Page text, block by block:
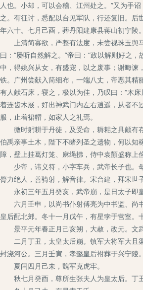
人也。小却，可以会稽、江州处之。”又为手
之。有征讨，悉配以台见军队，行还复旧。
年六十。七月己酉，葬丹阳建康县蒋山初宁陵
上清简寡欲，严整有法度，未尝视珠玉舆马
曰：“屡听自然解之。”帝曰：“政以解则好之
中，得姚兴从女，有盛宠，以之废事；谢晦
铁。广州尝献入筒细布，一端八丈，帝恶其
有人献石床，寝之，极以为佳，乃叹曰：“木
着连齿木屐，好出神武门内左右逍遥，从者
服，止着裙帽，如家人之礼焉。
微时躬耕于丹徒，及受命，耨耜之具颇有
伯禹亲事土木，陛下不睹列圣之遗物，何以知
障，壁上挂葛灯笼、麻绳拂，侍中袁顗盛称上
少帝，讳义符，小字车兵，武帝长子也。
膂力绝人，善骑射，解音律。宋台建，拜宋
永初三年五月癸亥，武帝崩，是日太子即
六月壬申，以尚书仆射傅亮为中书监、尚
皇后配北郊。冬十一月戊午，有星孛于营室。
景平元年春正月己亥朔，大赦，改元。文
二月丁丑，太皇太后崩。镇军大将军大且
封浇河公。三月壬寅，孝懿皇后祔葬于兴宁陵
夏闰四月己未，魏军克虎牢。
秋七月癸酉，尊所生张夫人为皇太后。丁丑